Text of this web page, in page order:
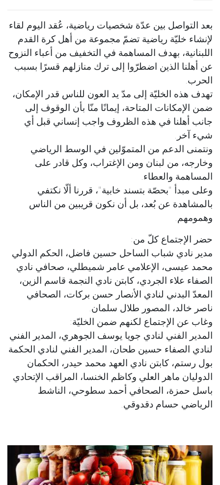
بعد التواصل بين عدّة شخصيات رياضية، عُقد اليوم لقاء
لإنشاء خليّة رياضية تضمّ مجموعة من أهل كرة القدم
اللبنانية، بهدف المساهمة في التخفيف من أعباء النزوح
عن أهلنا الذين اضطرّوا إلى ترك منازلهم قسرًا بسبب
الحرب.
تهدف هذه الخليّة إلى مدّ يد العون للناس قدر الإمكان،
ضمن الإمكانات المتاحة، إيمانًا منّا بأن الوقوف إلى
جانب أهلنا في هذه الظروف واجب إنساني قبل أي
شيء آخر.
ونتمنى الدعم من المتموّلين في الوسط الرياضي
وخارجه، من لبنان ومن الإغتراب، وكل قادر على
المساهمة والعطاء.
وعلى مبدأ "بحصّة بتسند خابية"، قررنا ألّا نكتفي
بالمشاهدة عن بُعد، بل أن نكون قريبين من الناس
وهمومهم.
حضر الإجتماع كلّ من:
مدير نادي شباب الساحل حسين فاضل، الحكم الدولي
محمد عيسى، الإعلامي عامر شميطلي، صحافي نادي
الصفاء علاء الجردي، كابتن نادي النجمة قاسم الزين،
المعدّ البدني لنادي الأنصار حسن بركات، الصحافي
ناصر خالد، المصور طلال سلمان.
وغاب عن الإجتماع لكنهم ضمن الخليّة:
المدير الفني لنادي جويا يوسف الجوهري، المدير الفني
لنادي الصفاء حسين طحان، المدير الفني لنادي الحكمة
بول رستم، كابتن نادي العهد محمد حيدر، الحكمان
الدوليان ماهر العلي وكاظم الخنسا، المراقب الإتحادي
باسل حمزة، الصحافي أحمد سطوحي، الناشط
الرياضي حسام دقدوقي.